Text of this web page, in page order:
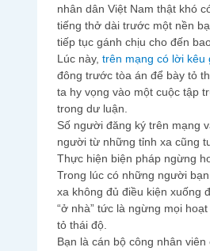
nhân dân Việt Nam thật khó
tiếng thở dài trước một nền
tiếp tục gánh chịu cho đến
Lúc này, trên mạng có lời kêu
đông trước tòa án để bày tỏ
ta hy vọng vào một cuộc tập
trong dư luận.
Số người đăng ký trên mạng
người từ những tỉnh xa cũng
Thực hiện biện pháp ngừng
Trong lúc có những người
xa không đủ điều kiện xuống
“ở nhà” tức là ngừng mọi
tỏ thái độ.
Bạn là cán bộ công nhân